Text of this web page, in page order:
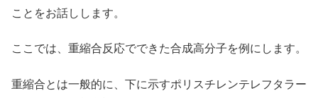
ことをお話しします。
ここでは、重縮合反応でできた合成高分子を例にします。
重縮合とは一般的に、下に示すポリスチレンテレフタラー